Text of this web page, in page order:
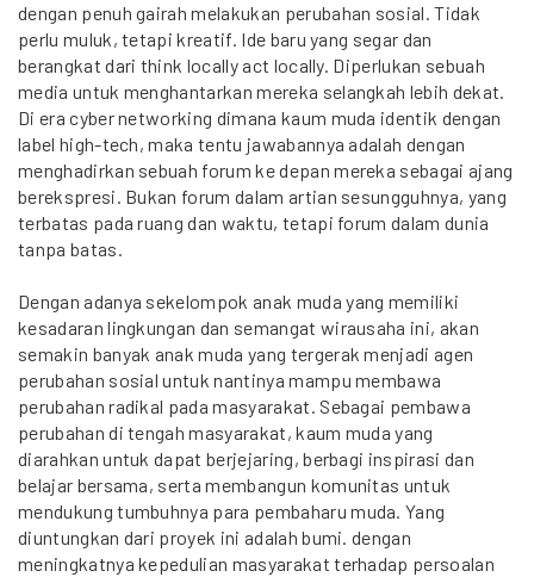
dengan penuh gairah melakukan perubahan sosial. Tidak
perlu muluk, tetapi kreatif. Ide baru yang segar dan
berangkat dari think locally act locally. Diperlukan sebuah
media untuk menghantarkan mereka selangkah lebih dekat.
Di era cyber networking dimana kaum muda identik dengan
label high-tech, maka tentu jawabannya adalah dengan
menghadirkan sebuah forum ke depan mereka sebagai ajang
berekspresi. Bukan forum dalam artian sesungguhnya, yang
terbatas pada ruang dan waktu, tetapi forum dalam dunia
tanpa batas.
Dengan adanya sekelompok anak muda yang memiliki
kesadaran lingkungan dan semangat wirausaha ini, akan
semakin banyak anak muda yang tergerak menjadi agen
perubahan sosial untuk nantinya mampu membawa
perubahan radikal pada masyarakat. Sebagai pembawa
perubahan di tengah masyarakat, kaum muda yang
diarahkan untuk dapat berjejaring, berbagi inspirasi dan
belajar bersama, serta membangun komunitas untuk
mendukung tumbuhnya para pembaharu muda. Yang
diuntungkan dari proyek ini adalah bumi. dengan
meningkatnya kepedulian masyarakat terhadap persoalan